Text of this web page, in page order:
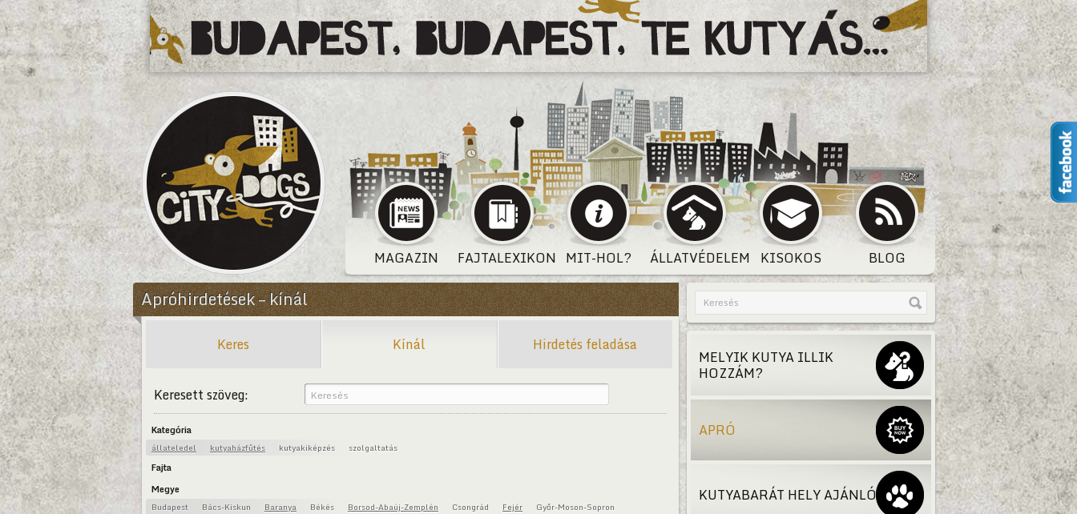
CityDogs
MAGAZIN FAJTALEXIKON MIT-HOL? ÁLLATVÉDELEM KISOKOS BLOG
Apróhirdetések – kínál
Keres Kínál Hirdetés feladása
Keresett szöveg:
Kategória
állateledel kutyaházfűtés kutyakiképzés szolgaltatás
Fajta
Megye
Budapest Bács-Kiskun Baranya Békés Borsod-Abaúj-Zemplén Csongrád Fejér
Győr-Moson-Sopron
MELYIK KUTYA ILLIK
HOZZÁM?
APRÓ
KUTYABARÁT HELY AJÁNLÓ